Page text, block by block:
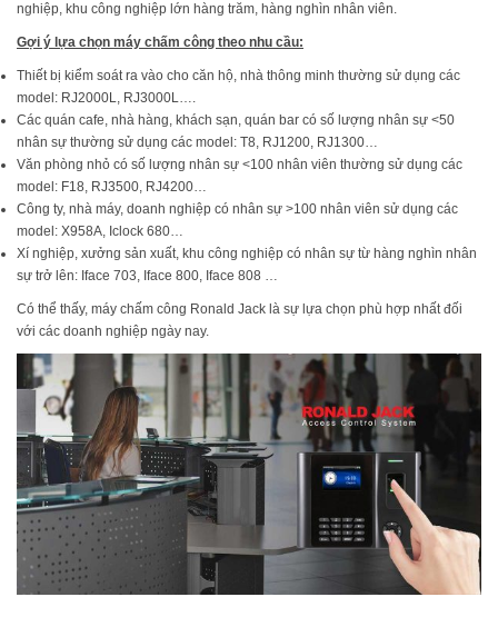
nghiệp, khu công nghiệp lớn hàng trăm, hàng nghìn nhân viên.
Gợi ý lựa chọn máy chấm công theo nhu cầu:
Thiết bị kiểm soát ra vào cho căn hộ, nhà thông minh thường sử dụng các
model: RJ2000L, RJ3000L….
Các quán cafe, nhà hàng, khách sạn, quán bar có số lượng nhân sự <50
nhân sự thường sử dụng các model: T8, RJ1200, RJ1300…
Văn phòng nhỏ có số lượng nhân sự <100 nhân viên thường sử dụng các
model: F18, RJ3500, RJ4200…
Công ty, nhà máy, doanh nghiệp có nhân sự >100 nhân viên sử dụng các
model: X958A, Iclock 680…
Xí nghiệp, xưởng sản xuất, khu công nghiệp có nhân sự từ hàng nghìn nhân
sự trở lên: Iface 703, Iface 800, Iface 808 …
Có thể thấy, máy chấm công Ronald Jack là sự lựa chọn phù hợp nhất đối
với các doanh nghiệp ngày nay.